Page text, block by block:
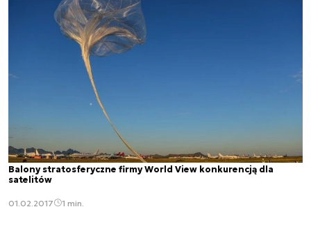
Balony stratosferyczne firmy World View konkurencją dla
satelitów
01.02.2017 1 min.